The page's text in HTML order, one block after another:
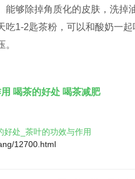
够除掉角质化的皮肤，洗掉
1-2匙茶粉，可以和酸奶一起
喝茶的好处 喝茶减肥
好处_茶叶的功效与作用
12700.html